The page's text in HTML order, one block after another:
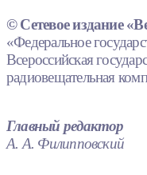
© Сетевое издание
«Федеральное
Всероссийская
радиовещательная
Главный редактор
А. А. Филипповский